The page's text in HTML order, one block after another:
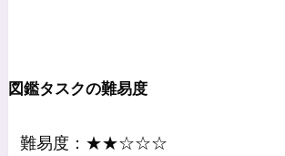
図鑑タスクの難易度
難易度：★★☆☆☆